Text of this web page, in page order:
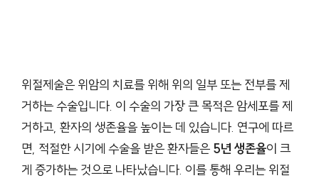
위절제술은 위암의 치료를 위해 위의 일부 또는 전부를 제
거하는 수술입니다. 이 수술의 가장 큰 목적은 암세포를 제
거하고, 환자의 생존율을 높이는 데 있습니다. 연구에 따르
면, 적절한 시기에 수술을 받은 환자들은 5년 생존율이 크
게 증가하는 것으로 나타났습니다. 이를 통해 우리는 위절